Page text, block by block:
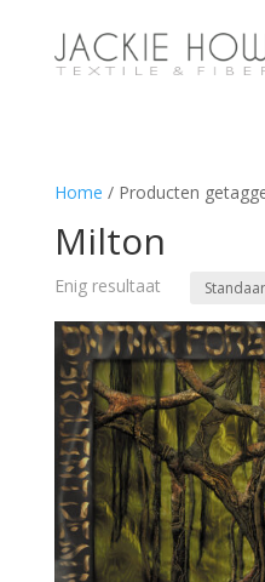
Home / Producten
Milton
Enig resultaat